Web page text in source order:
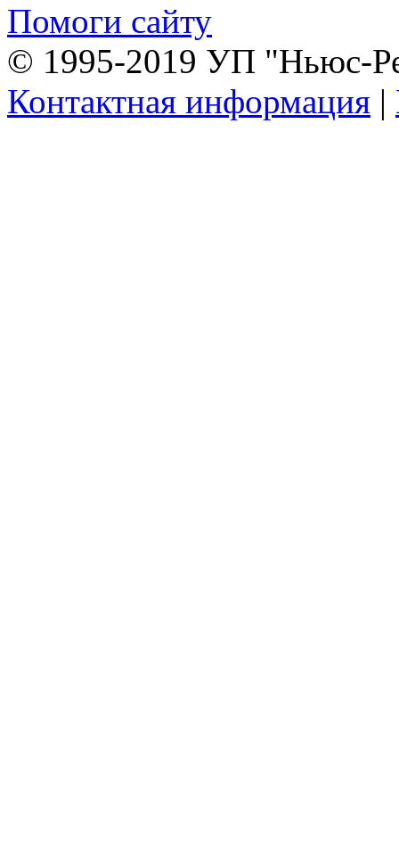
Помоги сайту
© 1995-2019 УП "Ньюс-
Контактная информация |